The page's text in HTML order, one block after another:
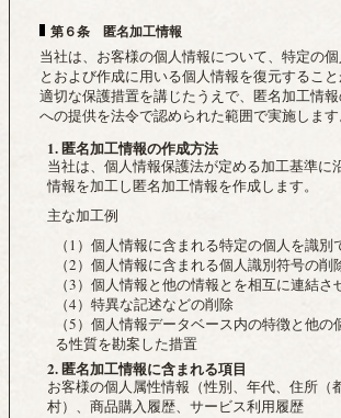
第６条 匿名加工情報
当社は、お客様の個人情報について、特定の
とおよび作成に用いる個人情報を復元するこ
適切な保護措置を講じたうえで、匿名加工情
への提供を法令で認められた範囲で実施します
1. 匿名加工情報の作成方法
当社は、個人情報保護法が定める加工基準に
情報を加工し匿名加工情報を作成します。
主な加工例
（1）個人情報に含まれる特定の個人を識
（2）個人情報に含まれる個人識別符号の削
（3）個人情報と他の情報とを相互に連結さ
（4）特異な記述などの削除
（5）個人情報データベース内の特徴と他の
る性質を勘案した措置
2. 匿名加工情報に含まれる項目
お客様の個人属性情報（性別、年代、住所（
村）、商品購入履歴、サービス利用履歴